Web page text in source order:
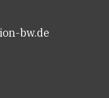
bw.de